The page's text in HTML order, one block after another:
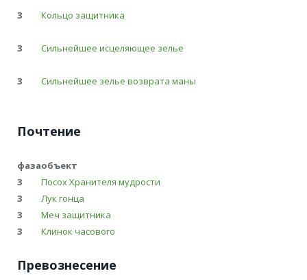
3 Кольцо защитника
3 Сильнейшее исцеляющее зелье
3 Сильнейшее зелье возврата маны
Почтение
фазаобъект
3
Посох Хранителя мудрости
3
Лук гонца
3
Меч защитника
3
Клинок часового
Превознесение